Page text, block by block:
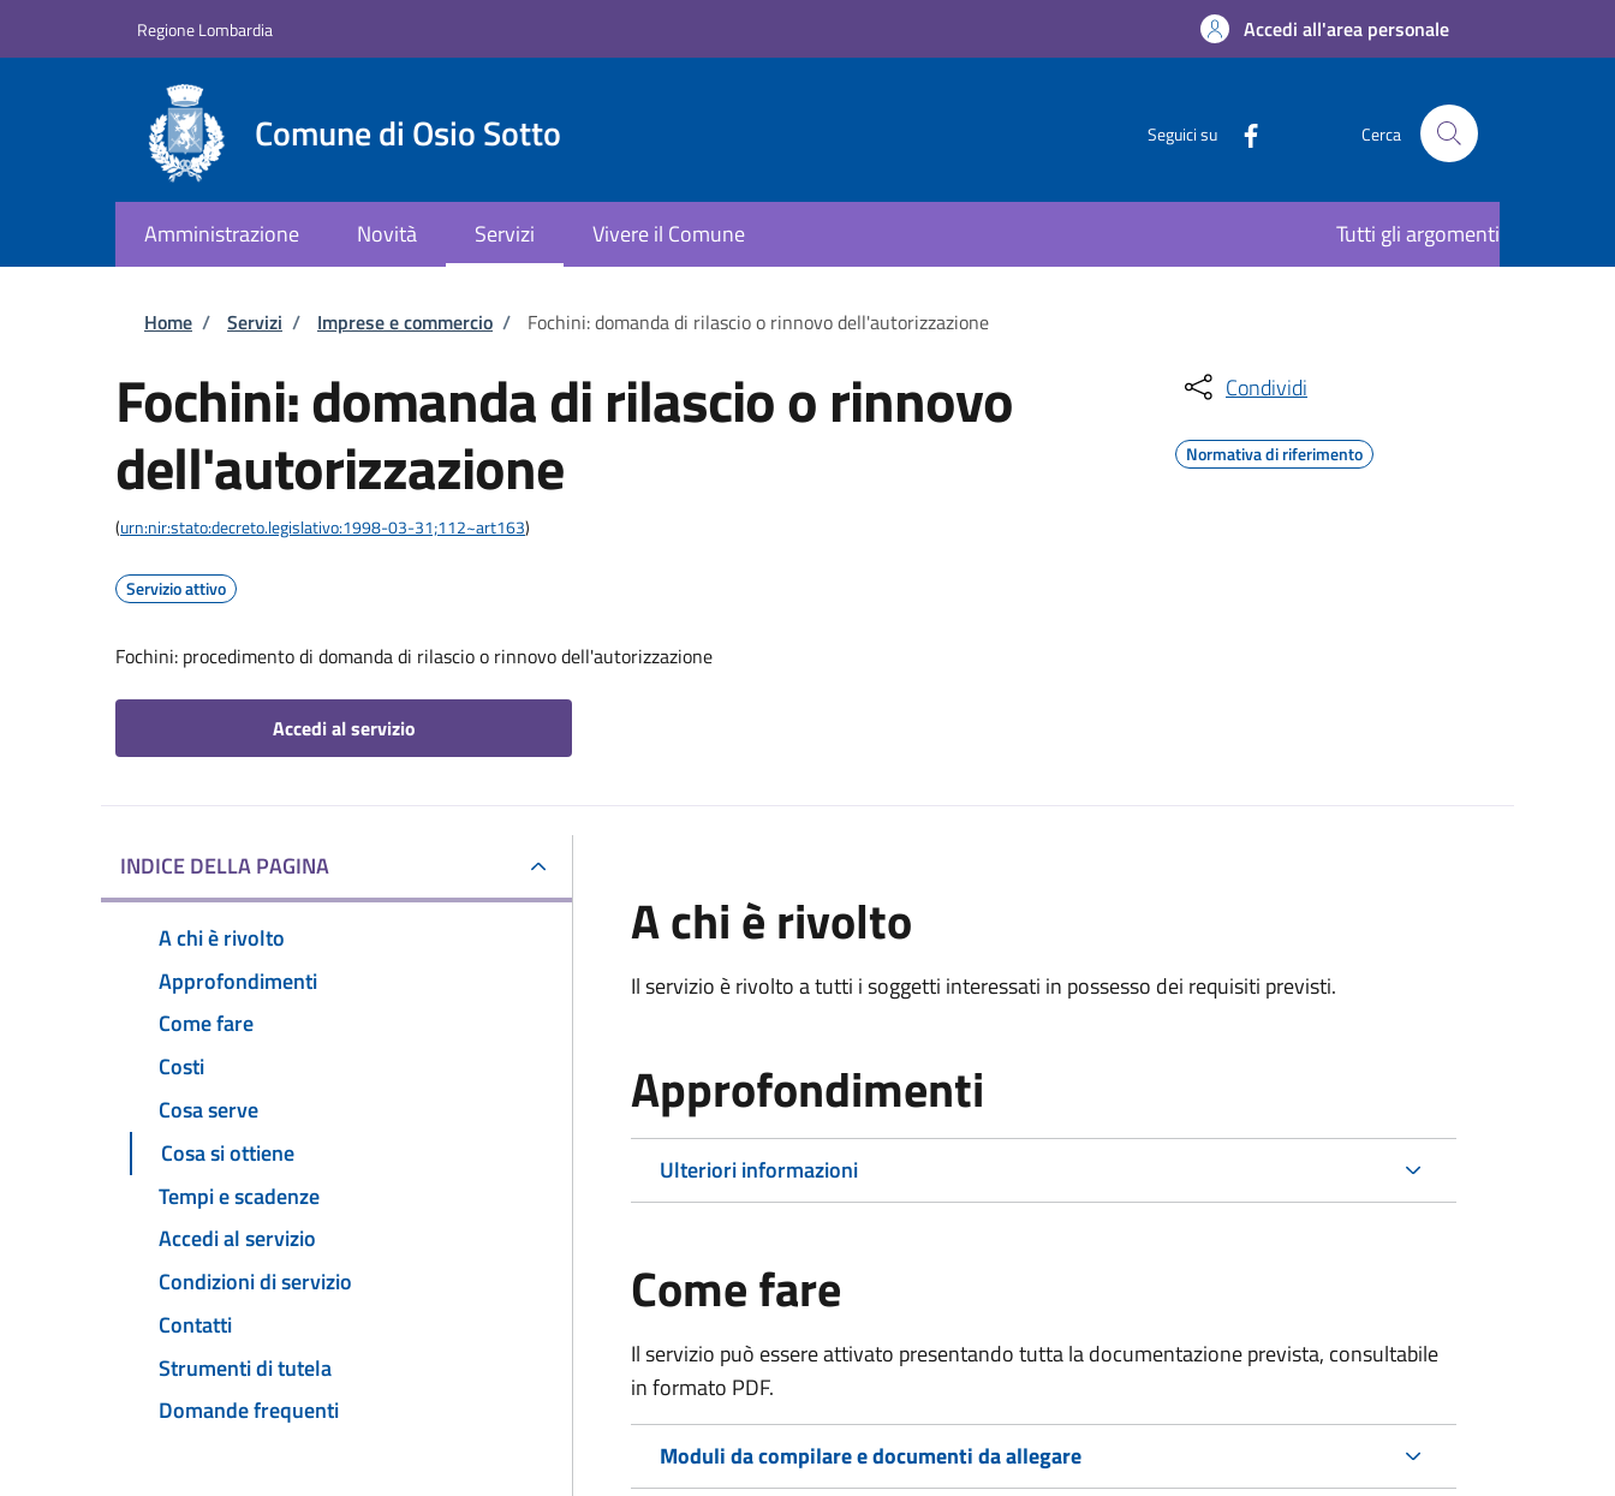
Regione Lombardia Accedi all'area personale
Comune di Osio Sotto Seguici su Cerca
Amministrazione Novità Servizi Vivere il Comune Tutti gli argomenti
Briciole di pane
Home / Servizi / Imprese e commercio / Fochini: domanda di rilascio o rinnovo dell'autorizzazione
Fochini: domanda di rilascio o rinnovo
dell'autorizzazione
(urn:nir:stato:decreto.legislativo:1998-03-31;112~art163)
Servizio attivo
Fochini: procedimento di domanda di rilascio o rinnovo dell'autorizzazione
Accedi al servizio
Condividi
Normativa di riferimento
INDICE DELLA PAGINA
A chi è rivolto
Approfondimenti
Come fare
Costi
Cosa serve
Cosa si ottiene
Tempi e scadenze
Accedi al servizio
Condizioni di servizio
Contatti
Strumenti di tutela
Domande frequenti
A chi è rivolto
Il servizio è rivolto a tutti i soggetti interessati in possesso dei requisiti previsti.
Approfondimenti
Ulteriori informazioni
Come fare
Il servizio può essere attivato presentando tutta la documentazione prevista, consultabile
in formato PDF.
Moduli da compilare e documenti da allegare